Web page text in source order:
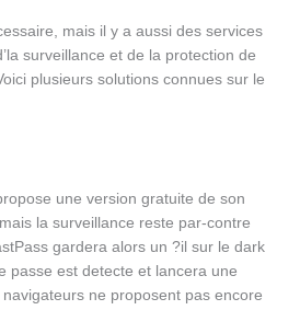
mais il y a aussi des services
surveillance et de la protection de
plusieurs solutions connues sur le
une version gratuite de son
la surveillance reste par-contre
gardera alors un ?il sur le dark
passe est detecte et lancera une
navigateurs ne proposent pas encore